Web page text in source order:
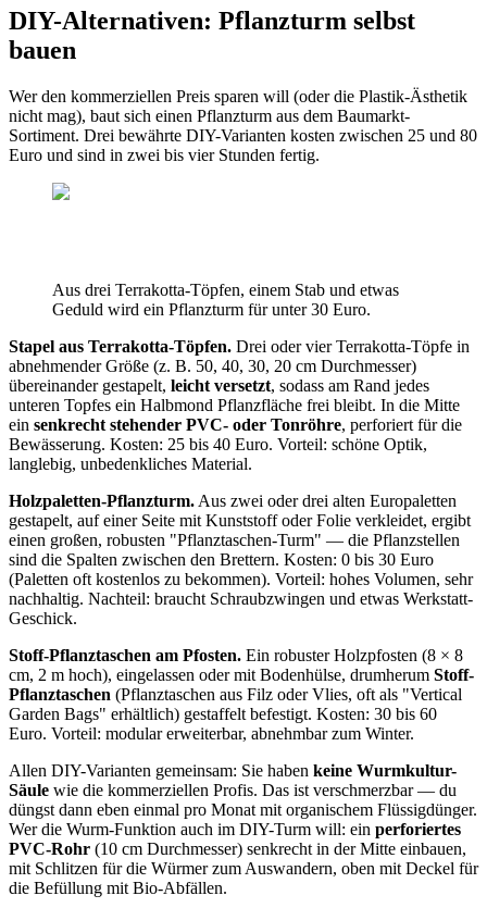
DIY-Alternativen: Pflanzturm selbst
bauen
Wer den kommerziellen Preis sparen will (oder die Plastik-Ästhetik
nicht mag), baut sich einen Pflanzturm aus dem Baumarkt-
Sortiment. Drei bewährte DIY-Varianten kosten zwischen 25 und 80
Euro und sind in zwei bis vier Stunden fertig.
Aus drei Terrakotta-Töpfen, einem Stab und etwas
Geduld wird ein Pflanzturm für unter 30 Euro.
Stapel aus Terrakotta-Töpfen. Drei oder vier Terrakotta-Töpfe in
abnehmender Größe (z. B. 50, 40, 30, 20 cm Durchmesser)
übereinander gestapelt, leicht versetzt, sodass am Rand jedes
unteren Topfes ein Halbmond Pflanzfläche frei bleibt. In die Mitte
ein senkrecht stehender PVC- oder Tonröhre, perforiert für die
Bewässerung. Kosten: 25 bis 40 Euro. Vorteil: schöne Optik,
langlebig, unbedenkliches Material.
Holzpaletten-Pflanzturm. Aus zwei oder drei alten Europaletten
gestapelt, auf einer Seite mit Kunststoff oder Folie verkleidet, ergibt
einen großen, robusten "Pflanztaschen-Turm" — die Pflanzstellen
sind die Spalten zwischen den Brettern. Kosten: 0 bis 30 Euro
(Paletten oft kostenlos zu bekommen). Vorteil: hohes Volumen, sehr
nachhaltig. Nachteil: braucht Schraubzwingen und etwas Werkstatt-
Geschick.
Stoff-Pflanztaschen am Pfosten. Ein robuster Holzpfosten (8 × 8
cm, 2 m hoch), eingelassen oder mit Bodenhülse, drumherum Stoff-
Pflanztaschen (Pflanztaschen aus Filz oder Vlies, oft als "Vertical
Garden Bags" erhältlich) gestaffelt befestigt. Kosten: 30 bis 60
Euro. Vorteil: modular erweiterbar, abnehmbar zum Winter.
Allen DIY-Varianten gemeinsam: Sie haben keine Wurmkultur-
Säule wie die kommerziellen Profis. Das ist verschmerzbar — du
düngst dann eben einmal pro Monat mit organischem Flüssigdünger.
Wer die Wurm-Funktion auch im DIY-Turm will: ein perforiertes
PVC-Rohr (10 cm Durchmesser) senkrecht in der Mitte einbauen,
mit Schlitzen für die Würmer zum Auswandern, oben mit Deckel für
die Befüllung mit Bio-Abfällen.